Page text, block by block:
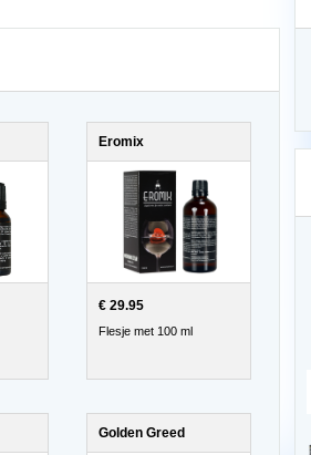
Eromix
€ 29.95
Flesje met 100 ml
Golden Greed